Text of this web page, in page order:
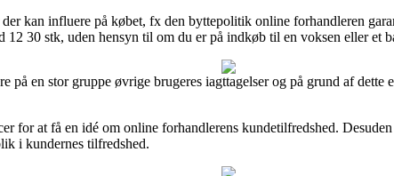
kan influere på købet, fx den byttepolitik online forhandleren
30 stk, uden hensyn til om du er på indkøb til en voksen eller et
en stor gruppe øvrige brugeres iagttagelser og på grund af
for at få en idé om online forhandlerens kundetilfredshed.
i kundernes tilfredshed.